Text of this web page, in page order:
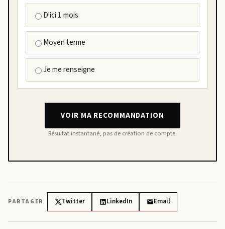
D'ici 1 mois
Moyen terme
Je me renseigne
VOIR MA RECOMMANDATION
Résultat instantané, pas de création de compte.
PARTAGER Twitter LinkedIn Email